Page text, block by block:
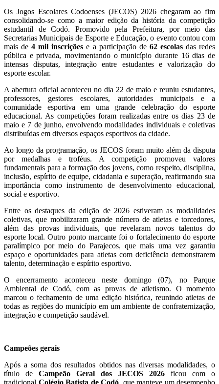
Os Jogos Escolares Codoenses (JECOS) 2026 chegaram ao fim
consolidando-se como a maior edição da história da competição
estudantil de Codó. Promovido pela Prefeitura, por meio das
Secretarias Municipais de Esporte e Educação, o evento contou com
mais de4 mil inscrições e a participação de 62 escolasdas redes
pública e privada, movimentando o município durante 16 dias de
intensas disputas, integração entre estudantes e valorização do
esporte escolar.
A abertura oficial aconteceu no dia 22 de maio e reuniu estudantes,
professores, gestores escolares, autoridades municipais e a
comunidade esportiva em uma grande celebração do esporte
educacional. As competições foram realizadas entre os dias 23 de
maio e 7 de junho, envolvendo modalidades individuais e coletivas
distribuídas em diversos espaços esportivos da cidade.
Ao longo da programação, os JECOS foram muito além da disputa
por medalhas e troféus. A competição promoveu valores
fundamentais para a formação dos jovens, como respeito, disciplina,
inclusão, espírito de equipe, cidadania e superação, reafirmando sua
importância como instrumento de desenvolvimento educacional,
social e esportivo.
Entre os destaques da edição de 2026 estiveram as modalidades
coletivas, que mobilizaram grande número de atletas e torcedores,
além das provas individuais, que revelaram novos talentos do
esporte local. Outro ponto marcante foi o fortalecimento do esporte
paralímpico por meio do Parajecos, que mais uma vez garantiu
espaço e oportunidades para atletas com deficiência demonstrarem
talento, determinação e espírito esportivo.
O encerramento aconteceu neste domingo (07), no Parque
Ambiental de Codó, com as provas de atletismo. O momento
marcou o fechamento de uma edição histórica, reunindo atletas de
todas as regiões do município em um ambiente de confraternização,
integração e competição saudável.
Campeões gerais
Após a soma dos resultados obtidos nas diversas modalidades, o
título de Campeão Geral dos JECOS 2026 ficou com o
tradicional Colégio Batista de Codó , que manteve um desempenho